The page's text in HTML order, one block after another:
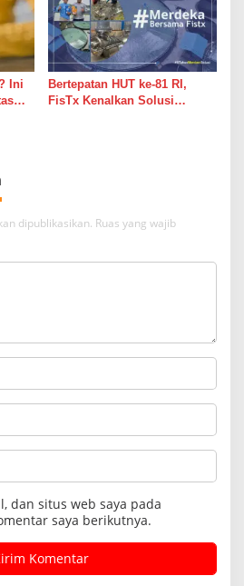
Ini
Bertepatan HUT ke-81 RI,
FisTx Kenalkan Solusi
dipublikasikan. Ruas yang wajib
dan situs web saya pada
saya berikutnya.